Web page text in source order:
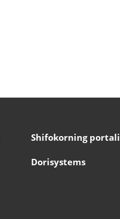
Shifokorning portali
Dorisystems